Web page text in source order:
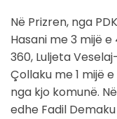
Në Prizren, nga
Hasani me 3 mijë
360, Luljeta
Çollaku me 1 mijë
nga kjo komunë.
edhe Fadil